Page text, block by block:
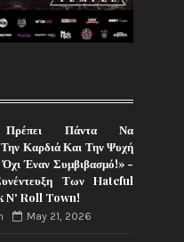
Πάντα Να
Την Καρδιά Και Την Ψυχή
Όχι Έναν Συμβιβασμό!» -
Των Hateful
N' Roll Town!
May 21, 2026